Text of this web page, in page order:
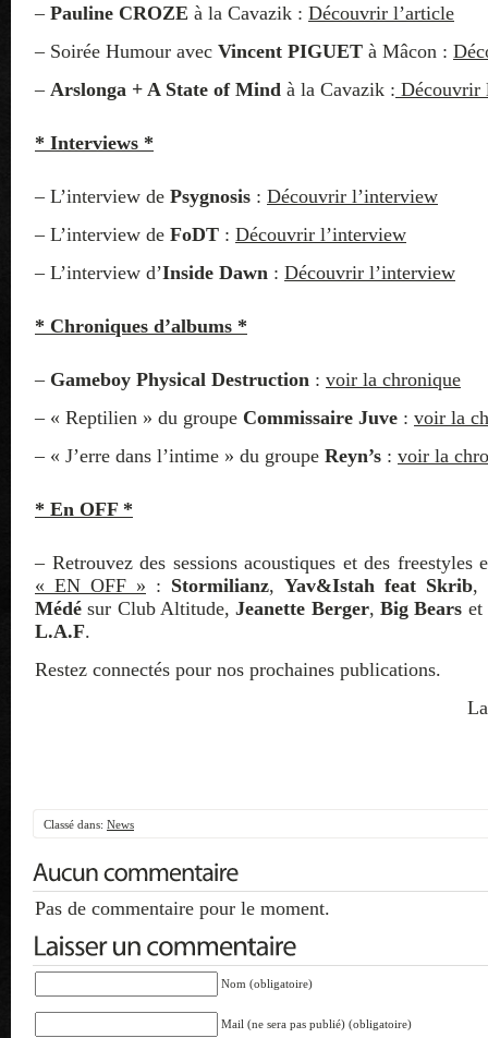
– Pauline CROZE à la Cavazik : Découvrir l’article
– Soirée Humour avec Vincent PIGUET à Mâcon :
– Arslonga + A State of Mind à la Cavazik : Découvrir
* Interviews *
– L’interview de Psygnosis : Découvrir l’interview
– L’interview de FoDT : Découvrir l’interview
– L’interview d’Inside Dawn : Découvrir l’interview
* Chroniques d’albums *
– Gameboy Physical Destruction : voir la chronique
– « Reptilien » du groupe Commissaire Juve : voir la
– « J’erre dans l’intime » du groupe Reyn’s : voir la
* En OFF *
– Retrouvez des sessions acoustiques et des freestyles
« EN OFF » : Stormilianz, Yav&Istah feat Skrib,
Médé sur Club Altitude,Jeanette Berger,Big Bears et
L.A.F.
Restez connectés pour nos prochaines publications.
Classé dans: News
Pas de commentaire pour le moment.
Nom (obligatoire)
Mail (ne sera pas publié) (obligatoire)